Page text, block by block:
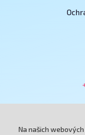
Na našich